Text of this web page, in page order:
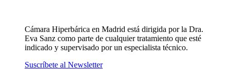
Cámara Hiperbárica en Madrid está dirigida por la Dra.
Eva Sanz como parte de cualquier tratamiento que esté
indicado y supervisado por un especialista técnico.
Suscríbete al Newsletter